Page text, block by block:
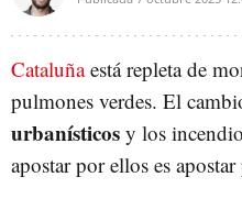
Cataluñaestá repleta de
pulmones verdes. El
urbanísticos y los
apostar por ellos es